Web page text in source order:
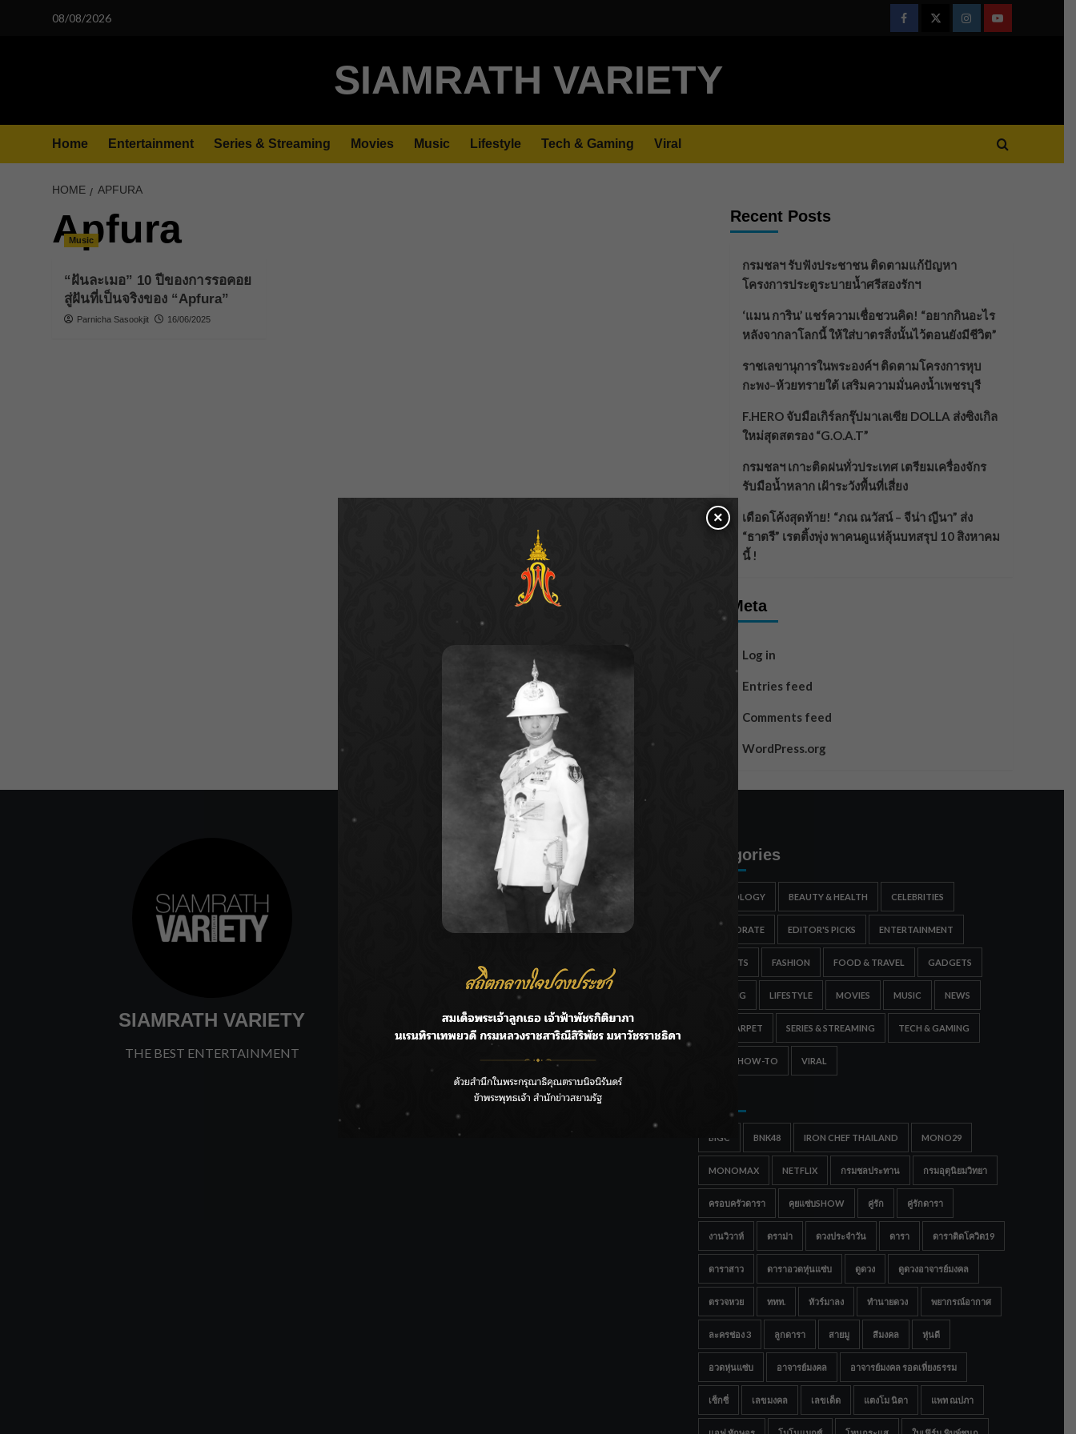
08/08/2026
FacebookTwitterInstagramYoutube
SIAMRATH VARIETY
Home Entertainment Series & Streaming Movies Music Lifestyle Tech & Gaming Viral
HOME APFURA
Apfura
Music
“ฝันละเมอ” 10 ปีของการรอคอย
สู่ฝันที่เป็นจริงของ “Apfura”
Parnicha Sasookjit 16/06/2025
Recent Posts
กรมชลฯ รับฟังประชาชน ติดตามแก้ปัญหา
โครงการประตูระบายน้ำศรีสองรักฯ
‘แมน การิน’ แชร์ความเชื่อชวนคิด! “อยากกินอะไร
หลังจากลาโลกนี้ ให้ใส่บาตรสิ่งนั้นไว้ตอนยังมีชีวิต”
ราชเลขานุการในพระองค์ฯ ติดตามโครงการหุบ
กะพง–ห้วยทรายใต้ เสริมความมั่นคงน้ำเพชรบุรี
F.HERO จับมือเกิร์ลกรุ๊ปมาเลเซีย DOLLA ส่งซิงเกิล
ใหม่สุดสตรอง “G.O.A.T”
กรมชลฯ เกาะติดฝนทั่วประเทศ เตรียมเครื่องจักร
รับมือน้ำหลาก เฝ้าระวังพื้นที่เสี่ยง
เดือดโค้งสุดท้าย! “ภณ ณวัสน์ – จีน่า ญีนา” ส่ง
“ธาตรี” เรตติ้งพุ่ง พาคนดูแห่ลุ้นบทสรุป 10 สิงหาคม
นี้ !
Meta
Log in
Entries feed
Comments feed
WordPress.org
SIAMRATH VARIETY
THE BEST ENTERTAINMENT
กรมชลฯ รับฟังประชาชน ติดตามแก้ปัญหาโครงการประตู
ลาโลกนี้ ให้ใส่บาตรสิ่งนั้นไว้ตอนยังมีชีวิต”
ราชเลขานุการในพระองค์ฯ ติดตามโครงการหุบกะพง–ห้วย
ทรายใต้ เสริมความมั่นคงน้ำเพชรบุรี
ตรอง “G.O.A.T”
กรมชลฯ เกาะติดฝนทั่วประเทศ เตรียมเครื่องจักรรับมือน้ำ
Categories
ASTROLOGY BEAUTY & HEALTH CELEBRITIES
CORPORATE EDITOR'S PICKS ENTERTAINMENT
ESPORTS FASHION FOOD & TRAVEL GADGETS
GAMING LIFESTYLE MOVIES MUSIC NEWS
RED CARPET SERIES & STREAMING TECH & GAMING
TIPS & HOW-TO VIRAL
BIGC BNK48 IRON CHEF THAILAND MONO29
MONOMAX NETFLIX กรมชลประทาน กรมอุตุนิยมวิทยา
ครอบครัวดารา คุยแซ่บSHOW คู่รัก คู่รักดารา
งานวิวาห์ ดราม่า ดวงประจำวัน ดารา ดาราติดโควิด19
ดาราสาว ดาราอวดหุ่นแซ่บ ดูดวง ดูดวงอาจารย์มงคล
ตรวจหวย ททท. ทัวร์มาลง ทำนายดวง พยากรณ์อากาศ
ละครช่อง 3 ลูกดารา สายมู สีมงคล หุ่นดี
อวดหุ่นแซ่บ อาจารย์มงคล อาจารย์มงคล รอดเที่ยงธรรม
เซ็กซี่ เลขมงคล เลขเด็ด แตงโม นิดา แพท ณปภา
×